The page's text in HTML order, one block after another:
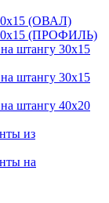
(ОВАЛ)
(ПРОФИЛЬ)
штангу 30х15
штангу 30х15
штангу 40х20
из
на